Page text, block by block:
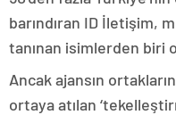
barındıran ID İletişim,
tanınan isimlerden biri
Ancak ajansın
ortaya atılan